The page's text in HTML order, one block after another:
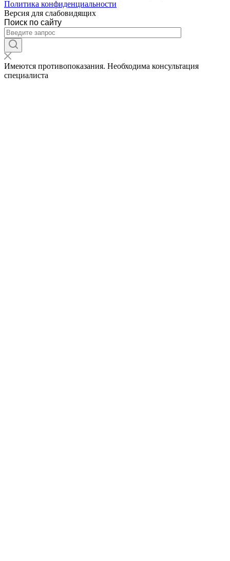
Политика конфиденциальности
Версия для слабовидящих
Поиск по сайту
Имеются противопоказания. Необходима консультация
специалиста